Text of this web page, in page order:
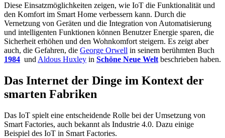
Diese Einsatzmöglichkeiten zeigen, wie IoT die Funktionalität und
den Komfort im Smart Home verbessern kann. Durch die
Vernetzung von Geräten und die Integration von Automatisierung
und intelligenten Funktionen können Benutzer Energie sparen, die
Sicherheit erhöhen und den Wohnkomfort steigern. Es zeigt aber
auch, die Gefahren, die George Orwell in seinem berühmten Buch
1984 und Aldous Huxley in Schöne Neue Welt beschrieben haben.
Das Internet der Dinge im Kontext der
smarten Fabriken
Das IoT spielt eine entscheidende Rolle bei der Umsetzung von
Smart Factories, auch bekannt als Industrie 4.0. Dazu einige
Beispiel des IoT in Smart Factories.